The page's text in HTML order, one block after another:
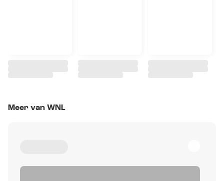
Meer van WNL